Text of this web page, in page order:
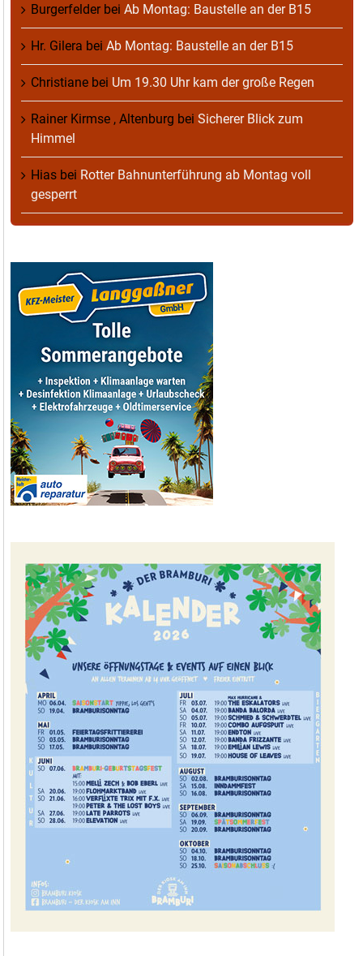
Burgerfelderbei Ab Montag: Baustelle an der B15
Hr. Gilera bei Ab Montag: Baustelle an der B15
Christiane bei Um 19.30 Uhr kam der große Regen
Rainer Kirmse , Altenburg bei Sicherer Blick zum
Himmel
Hias bei Rotter Bahnunterführung ab Montag voll
gesperrt